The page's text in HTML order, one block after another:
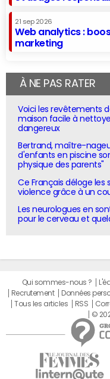
21 sep 2026
Web analytics :
marketing
À NE PAS RATER
Voici les revêtements
maison facile à
dangereux
Bertrand, maître-
d'enfants en piscine
physique des parents"
Ce Français déloge les
violence grâce à un
Les neurologues en
pour le cerveau et
Qui sommes-nous ?
Recrutement
Données
Tous les articles
RSS
©